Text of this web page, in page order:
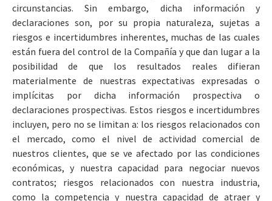
circunstancias. Sin embargo, dicha información y
declaraciones son, por su propia naturaleza, sujetas a
riesgos e incertidumbres inherentes, muchas de las cuales
están fuera del control de la Compañía y que dan lugar a la
posibilidad de que los resultados reales difieran
materialmente de nuestras expectativas expresadas o
implícitas por dicha información prospectiva o
declaraciones prospectivas. Estos riesgos e incertidumbres
incluyen, pero no se limitan a: los riesgos relacionados con
el mercado, como el nivel de actividad comercial de
nuestros clientes, que se ve afectado por las condiciones
económicas, y nuestra capacidad para negociar nuevos
contratos; riesgos relacionados con nuestra industria,
como la competencia y nuestra capacidad de atraer y